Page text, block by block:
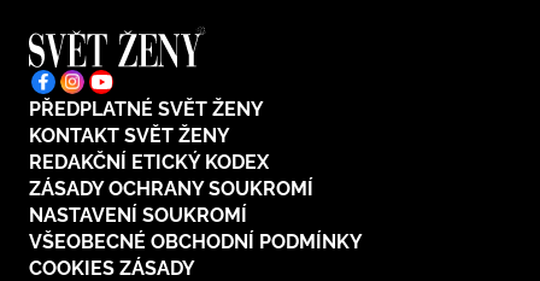
PŘEDPLATNÉ SVĚT ŽENY
KONTAKT SVĚT ŽENY
REDAKČNÍ ETICKÝ KODEX
ZÁSADY OCHRANY SOUKROMÍ
NASTAVENÍ SOUKROMÍ
VŠEOBECNÉ OBCHODNÍ PODMÍNKY
COOKIES ZÁSADY